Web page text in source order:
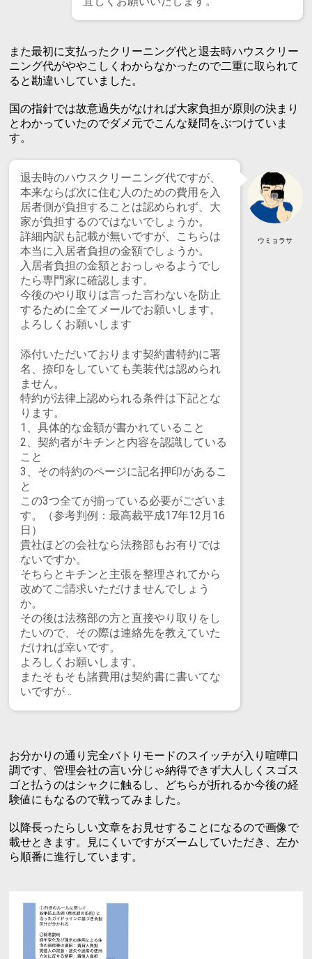
また最初に支払ったクリーニング代と退去時ハウスクリー
ニング代がややこしくわからなかったので二重に取られて
ると勘違いしていました。
国の指針では故意過失がなければ大家負担が原則の決まり
とわかっていたのでダメ元でこんな疑問をぶつけていま
す。
ウミョラサ
退去時のハウスクリーニング代ですが、
本来ならば次に住む人のための費用を入
居者側が負担することは認められず、大
家が負担するのではないでしょうか。
詳細内訳も記載が無いですが、こちらは
本当に入居者負担の金額でしょうか。
入居者負担の金額とおっしゃるようでし
たら専門家に確認します。
今後のやり取りは言った言わないを防止
するために全てメールでお願いします。
よろしくお願いします
添付いただいております契約書特約に署
名、捺印をしていても美装代は認められ
ません。
特約が法律上認められる条件は下記とな
ります。
1、具体的な金額が書かれていること
2、契約者がキチンと内容を認識している
こと
3、その特約のページに記名押印があるこ
と
この3つ全てが揃っている必要がございま
す。（参考判例：最高裁平成17年12月16
日）
貴社ほどの会社なら法務部もお有りでは
ないですか。
そちらとキチンと主張を整理されてから
改めてご請求いただけませんでしょう
か。
その後は法務部の方と直接やり取りをし
たいので、その際は連絡先を教えていた
だければ幸いです。
よろしくお願いします。
またそもそも諸費用は契約書に書いてな
いですが…
お分かりの通り完全バトりモードのスイッチが入り喧嘩口
調です、管理会社の言い分じゃ納得できず大人しくスゴス
ゴと払うのはシャクに触るし、どちらが折れるか今後の経
験値にもなるので戦ってみました。
以降長ったらしい文章をお見せすることになるので画像で
載せときます。見にくいですがズームしていただき、左か
ら順番に進行しています。